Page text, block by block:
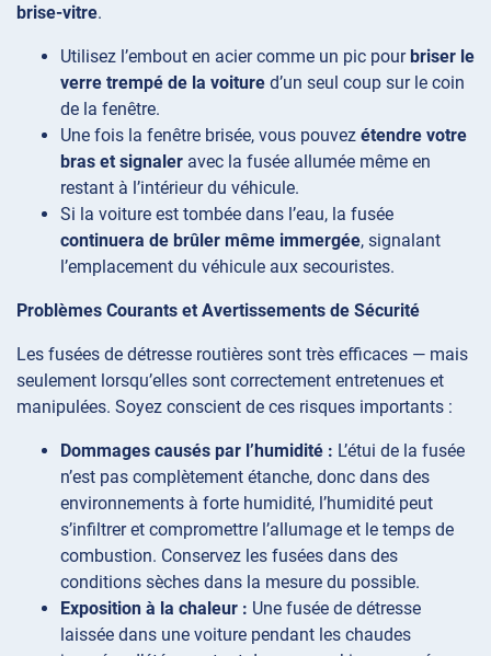
brise-vitre.
Utilisez l’embout en acier comme un pic pourbriser le
verre trempé de la voiture d’un seul coup sur le coin
de la fenêtre.
Une fois la fenêtre brisée, vous pouvez étendre votre
bras et signaler avec la fusée allumée même en
restant à l’intérieur du véhicule.
Si la voiture est tombée dans l’eau, la fusée
continuera de brûler même immergée, signalant
l’emplacement du véhicule aux secouristes.
Problèmes Courants et Avertissements de Sécurité
Les fusées de détresse routières sont très efficaces — mais
seulement lorsqu’elles sont correctement entretenues et
manipulées. Soyez conscient de ces risques importants :
Dommages causés par l’humidité : L’étui de la fusée
n’est pas complètement étanche, donc dans des
environnements à forte humidité, l’humidité peut
s’infiltrer et compromettre l’allumage et le temps de
combustion. Conservez les fusées dans des
conditions sèches dans la mesure du possible.
Exposition à la chaleur : Une fusée de détresse
laissée dans une voiture pendant les chaudes